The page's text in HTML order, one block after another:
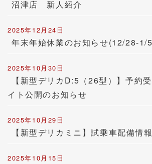
沼津店 新人紹介
2025年12月24日
年末年始休業のお知らせ(12/28-1/
2025年10月30日
【新型デリカD:5（26型）】予約
イト公開のお知らせ
2025年10月29日
【新型デリカミニ】試乗車配備情報
2025年10月15日